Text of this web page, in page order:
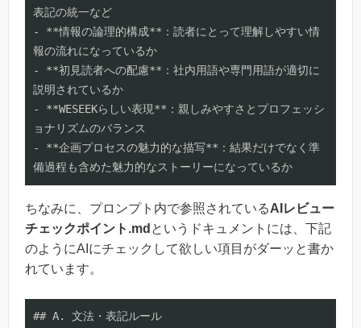
表記の統一など
- **情報の論理的構成**：読者にとって理解しやすい情
報の流れになっているか
- **初見読者への配慮**：社内用語や専門用語が適切に
説明されているか
- **WESEEKらしい表現**：親しみやすさとプロフェッシ
ョナリズムのバランス
- **企画プロセスの魅力的な描写**：結果だけでなく準
備過程も含めた魅力的なストーリーになっているか
ちなみに、プロンプト内で参照されているAIレビュー
チェックポイント.md というドキュメントには、下記
のようにAIにチェックして欲しい項目がダーッと書か
れています。
## A. 文法・表記ルール